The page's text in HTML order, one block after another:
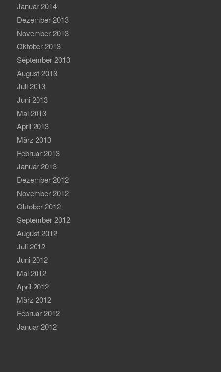
Januar 2014
Dezember 2013
November 2013
Oktober 2013
September 2013
August 2013
Juli 2013
Juni 2013
Mai 2013
April 2013
März 2013
Februar 2013
Januar 2013
Dezember 2012
November 2012
Oktober 2012
September 2012
August 2012
Juli 2012
Juni 2012
Mai 2012
April 2012
März 2012
Februar 2012
Januar 2012